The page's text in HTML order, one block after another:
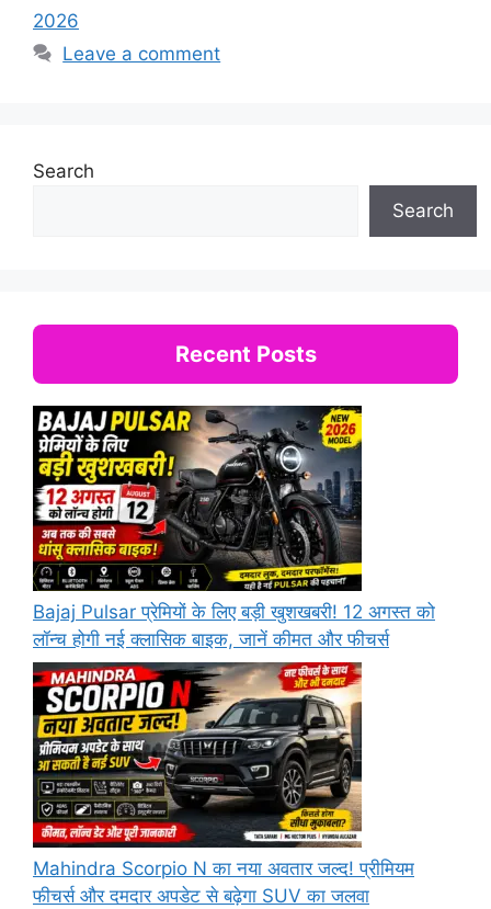
2026
Leave a comment
Search
Search
Recent Posts
Bajaj Pulsar प्रेमियों के लिए बड़ी खुशखबरी! 12 अगस्त को
लॉन्च होगी नई क्लासिक बाइक, जानें कीमत और फीचर्स
Mahindra Scorpio N का नया अवतार जल्द! प्रीमियम
फीचर्स और दमदार अपडेट से बढ़ेगा SUV का जलवा